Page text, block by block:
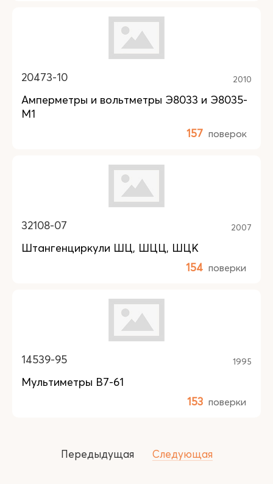
20473-10 2010
Амперметры и вольтметры Э8033 и Э8035-
М1
157 поверок
32108-07 2007
Штангенциркули ШЦ, ШЦЦ, ШЦК
154 поверки
14539-95 1995
Мультиметры В7-61
153 поверки
Передыдущая Следующая